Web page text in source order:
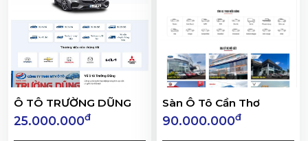
Ô TÔ TRƯỜNG DŨNG
25.000.000đ
Sàn Ô Tô Cần Thơ
90.000.000đ